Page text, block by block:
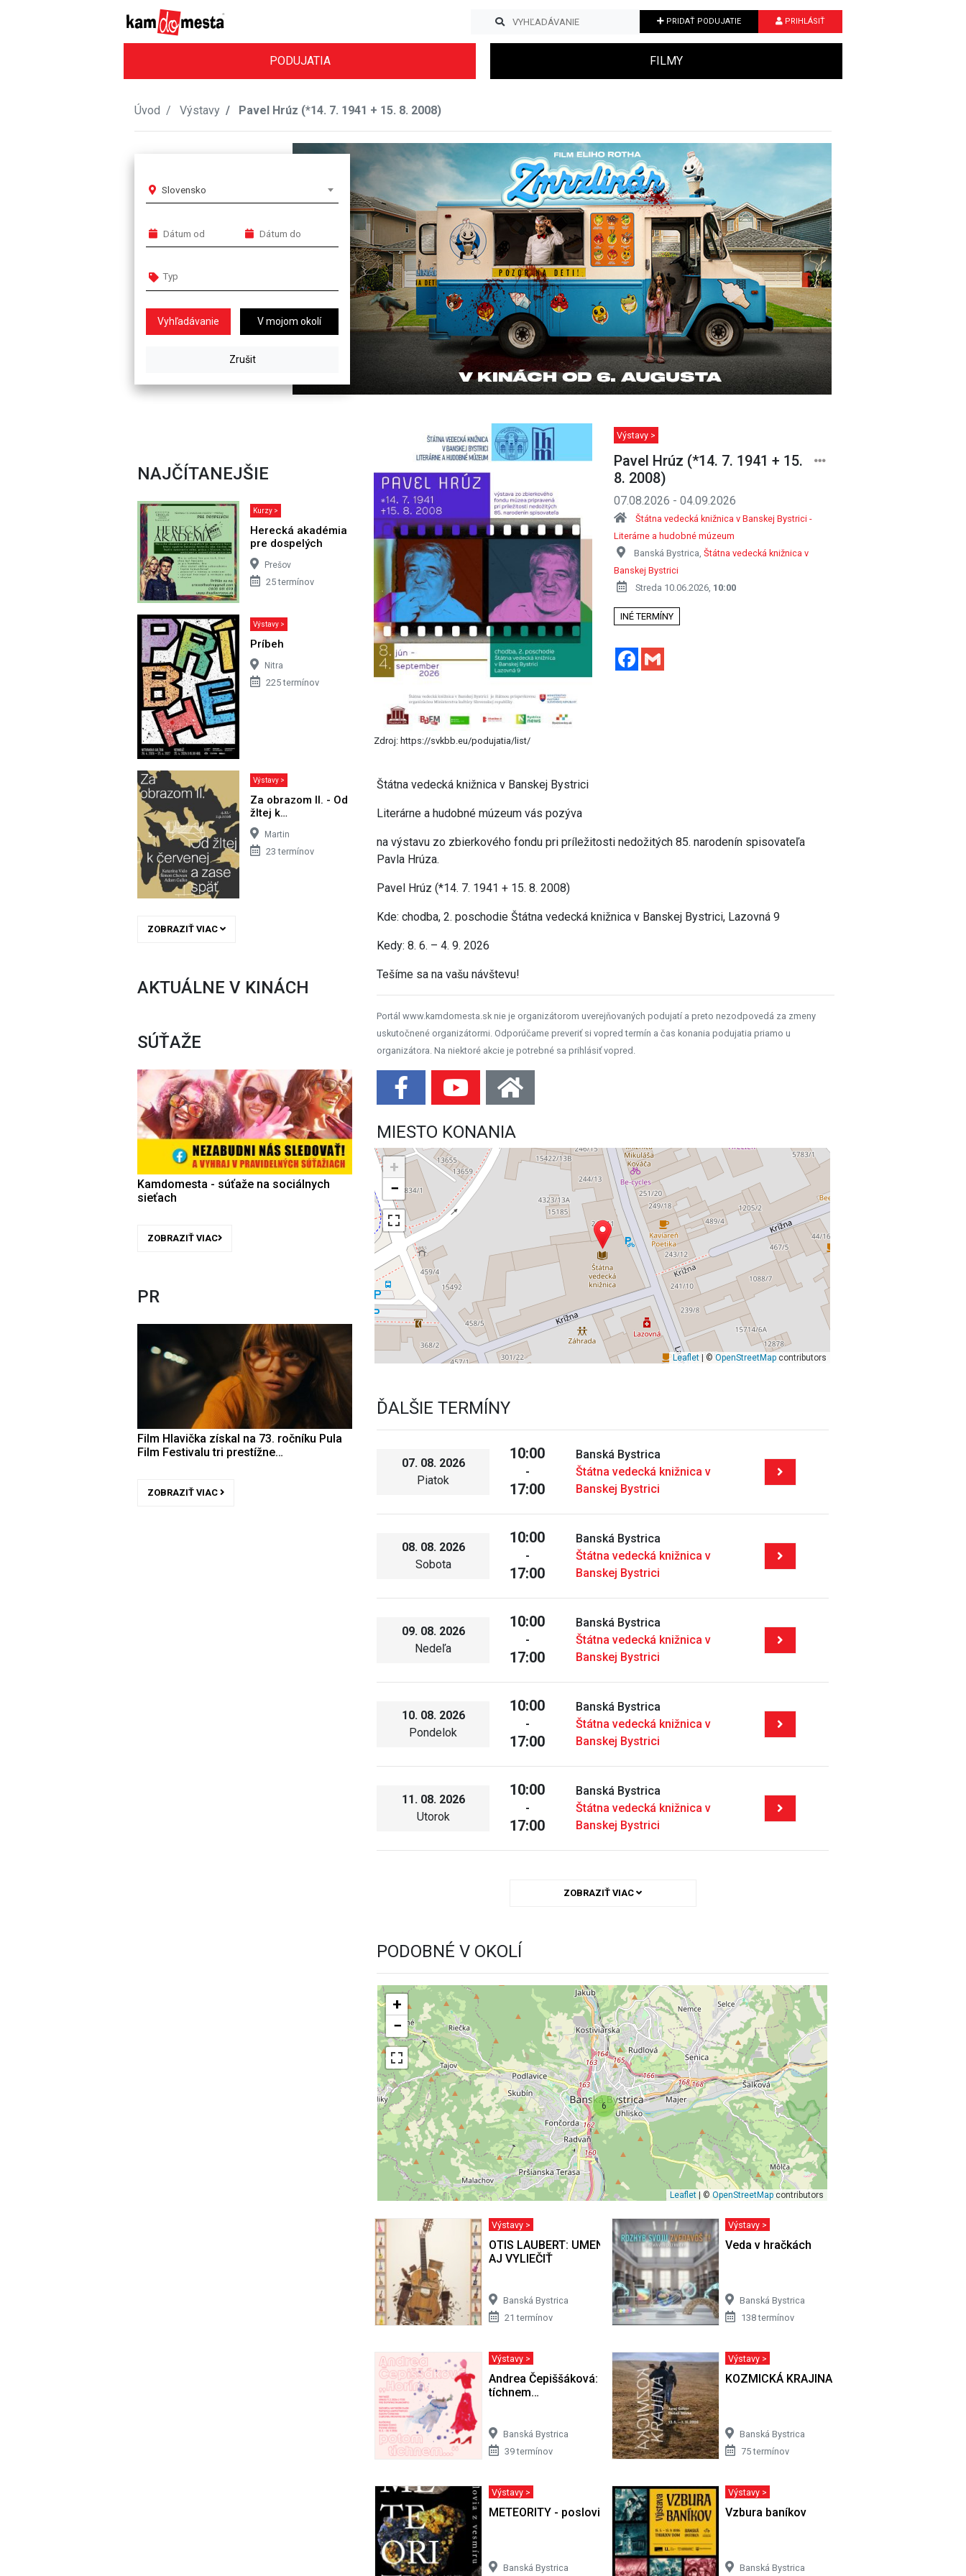
PRIDAŤ PODUJATIE PRIHLÁSIŤ
PODUJATIA FILMY
Úvod Výstavy Pavel Hrúz (*14. 7. 1941 + 15. 8. 2008)
Slovensko
V mojom okolí
Previous Next
NAJČÍTANEJŠIE
Kurzy >
Herecká akadémia
pre dospelých
Prešov
25 termínov
Výstavy >
Príbeh
Nitra
225 termínov
Výstavy >
Za obrazom II. - Od
žltej k…
Martin
23 termínov
ZOBRAZIŤ VIAC
AKTUÁLNE V KINÁCH
SÚŤAŽE
Kamdomesta - súťaže na sociálnych
sieťach
ZOBRAZIŤ VIAC
PR
Film Hlavička získal na 73. ročníku Pula
Film Festivalu tri prestížne…
ZOBRAZIŤ VIAC
Zdroj: https://svkbb.eu/podujatia/list/
Výstavy >
Pavel Hrúz (*14. 7. 1941 + 15.
8. 2008)
07.08.2026 - 04.09.2026
Štátna vedecká knižnica v Banskej Bystrici -
Literárne a hudobné múzeum
Banská Bystrica, Štátna vedecká knižnica v
Banskej Bystrici
Streda 10.06.2026, 10:00
INÉ TERMÍNY
Facebook
Štátna vedecká knižnica v Banskej Bystrici
Literárne a hudobné múzeum vás pozýva
na výstavu zo zbierkového fondu pri príležitosti nedožitých 85. narodenín spisovateľa
Pavla Hrúza.
Pavel Hrúz (*14. 7. 1941 + 15. 8. 2008)
Kde: chodba, 2. poschodie Štátna vedecká knižnica v Banskej Bystrici, Lazovná 9
Kedy: 8. 6. – 4. 9. 2026
Tešíme sa na vašu návštevu!
Portál www.kamdomesta.sk nie je organizátorom uverejňovaných podujatí a preto nezodpovedá za zmeny
uskutočnené organizátormi. Odporúčame preveriť si vopred termín a čas konania podujatia priamo u
organizátora. Na niektoré akcie je potrebné sa prihlásiť vopred.
MIESTO KONANIA
+
−
Leaflet| © OpenStreetMapcontributors
ĎALŠIE TERMÍNY
07. 08. 2026
Piatok
10:00
-
17:00
Banská Bystrica
Štátna vedecká knižnica v
Banskej Bystrici
08. 08. 2026
Sobota
10:00
-
17:00
Banská Bystrica
Štátna vedecká knižnica v
Banskej Bystrici
09. 08. 2026
Nedeľa
10:00
-
17:00
Banská Bystrica
Štátna vedecká knižnica v
Banskej Bystrici
10. 08. 2026
Pondelok
10:00
-
17:00
Banská Bystrica
Štátna vedecká knižnica v
Banskej Bystrici
11. 08. 2026
Utorok
10:00
-
17:00
Banská Bystrica
Štátna vedecká knižnica v
Banskej Bystrici
ZOBRAZIŤ VIAC
PODOBNÉ V OKOLÍ
6
+
−
Leaflet | ©OpenStreetMap contributors
Výstavy >
OTIS LAUBERT: UMENIE BY VÁS MOHLO
AJ VYLIEČIŤ
Banská Bystrica
21 termínov
Výstavy >
Veda v hračkách
Banská Bystrica
138 termínov
Výstavy >
Andrea Čepiššáková: Horím, potom
tíchnem…
Banská Bystrica
39 termínov
Výstavy >
KOZMICKÁ KRAJINA
Banská Bystrica
75 termínov
Výstavy >
METEORITY - poslovia z vesmíru
Banská Bystrica
Výstavy >
Vzbura baníkov
Banská Bystrica